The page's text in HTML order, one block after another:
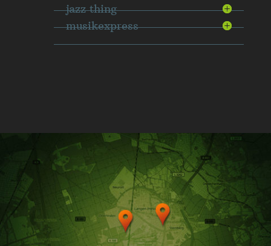
jazz thing
musikexpress